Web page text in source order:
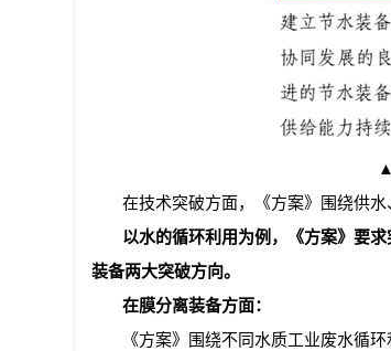
▲
在技术突破方面，《方案》围绕供
以水的循环利用为例，《方案》要
装备两大突破方向。
在膜分离装备方面：
《方案》围绕不同水质工业废水循